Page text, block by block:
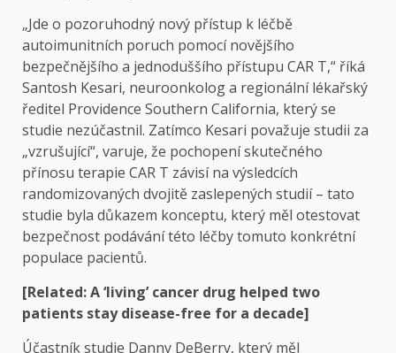
„Jde o pozoruhodný nový přístup k léčbě
autoimunitních poruch pomocí novějšího
bezpečnějšího a jednoduššího přístupu CAR T,“ říká
Santosh Kesari, neuroonkolog a regionální lékařský
ředitel Providence Southern California, který se
studie nezúčastnil. Zatímco Kesari považuje studii za
„vzrušující“, varuje, že pochopení skutečného
přínosu terapie CAR T závisí na výsledcích
randomizovaných dvojitě zaslepených studií – tato
studie byla důkazem konceptu, který měl otestovat
bezpečnost podávání této léčby tomuto konkrétní
populace pacientů.
[Related: A ‘living’ cancer drug helped two
patients stay disease-free for a decade]
Účastník studie Danny DeBerry, který měl